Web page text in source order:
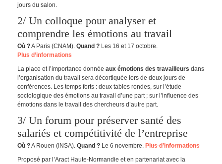
jours du salon.
2/ Un colloque pour analyser et
comprendre les émotions au travail
Où ?A Paris (CNAM). Quand ?Les 16 et 17 octobre.
Plus d’informations
La place et l’importance donnée aux émotions des travailleurs dans
l’organisation du travail sera décortiquée lors de deux jours de
conférences. Les temps forts : deux tables rondes, sur l’étude
sociologique des émotions au travail d’une part ; sur l’influence des
émotions dans le travail des chercheurs d’autre part.
3/ Un forum pour préserver santé des
salariés et compétitivité de l’entreprise
Où ?A Rouen (INSA). Quand ?Le 6 novembre.Plus d’informations
Proposé par l’Aract Haute-Normandie et en partenariat avec la